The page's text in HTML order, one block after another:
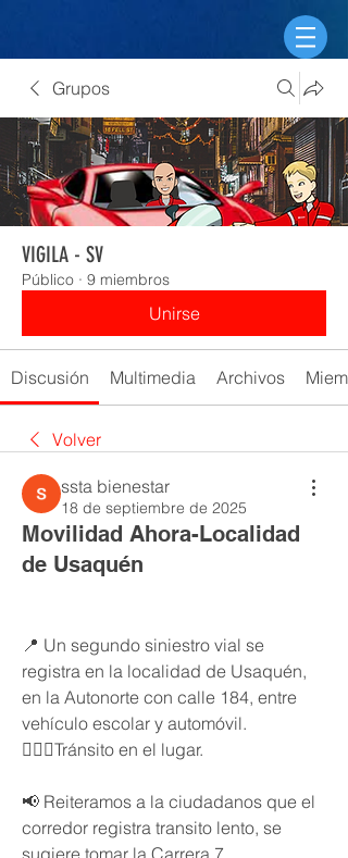
Grupos
VIGILA - SV
Público · 9 miembros
Unirse
Discusión Multimedia Archivos
Volver
ssta bienestar
18 de septiembre de 2025
Movilidad Ahora-Localidad
de Usaquén
📍 Un segundo siniestro vial se
registra en la localidad de Usaquén,
en la Autonorte con calle 184, entre
vehículo escolar y automóvil.
👮🏻‍♂️Tránsito en el lugar.
📢 Reiteramos a la ciudadanos que el
corredor registra transito lento, se
sugiere tomar la Carrera 7